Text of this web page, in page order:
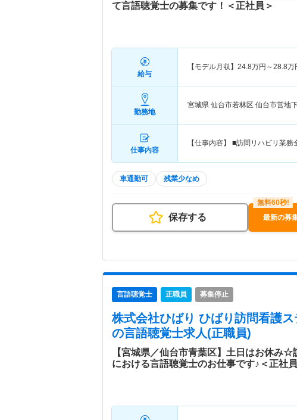
て言語聴覚士の募集です！＜正社員＞
給与
【モデル月収】 24.8万円～28.8万
勤務地
宮城県 仙台市若林区 仙台市営地
仕事内容
【仕事内容】 ■訪問リハビリ業務
車通勤可 残業少なめ
保存する 最新の募
言語聴覚士 正職員 募集停止
株式会社ひばり ひばり訪問看護ス
の言語聴覚士求人(正職員)
【宮城県／仙台市青葉区】土日はお休み☆
における言語聴覚士のお仕事です♪＜正社